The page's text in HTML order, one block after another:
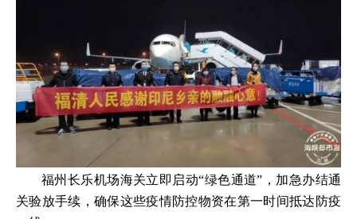
福州长乐机场海关立即启动“绿色通道”，加急办结通
关验放手续，确保这些疫情防控物资在第一时间抵达防疫